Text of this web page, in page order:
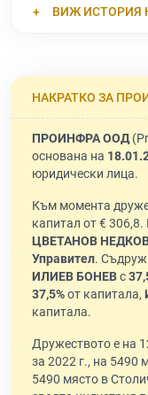
ВИЖ ИСТОРИЯ
НАКРАТКО ЗА
ПРОИНФРА ООД
основана на
юридически лица.
Към момента
капитал от €
ЦВЕТАНОВ НЕДКОВ
Управител.
ИЛИЕВ БОНЕВс
37,5%от капитала,
капитала.
Дружеството е на
за 2022 г., на 5490
5490 място в